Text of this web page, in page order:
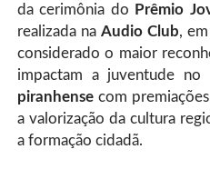
da cerimônia do Prêmio
realizada na Audio Club,
considerado o maior
impactam a juventude no
piranhensecom
a valorização da cultura
a formação cidadã.